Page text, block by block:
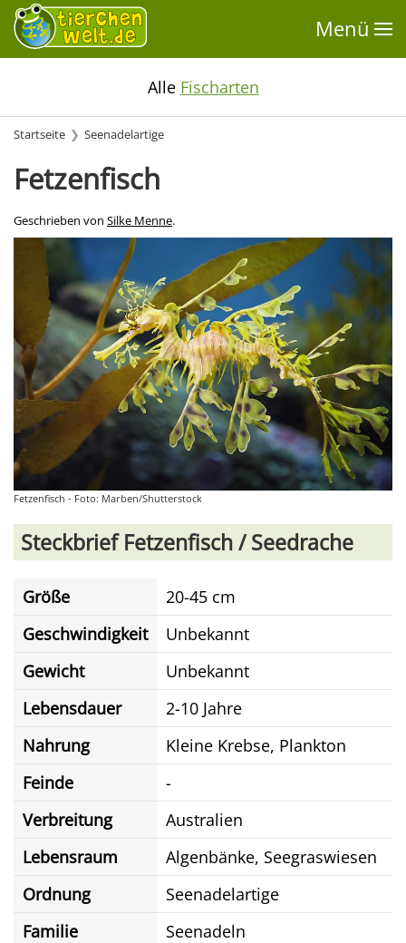
Menü
Alle Fischarten
Startseite Seenadelartige
Fetzenfisch
Geschrieben von Silke Menne.
Fetzenfisch - Foto: Marben/Shutterstock
Steckbrief Fetzenfisch / Seedrache
Größe
20-45 cm
Geschwindigkeit
Unbekannt
Gewicht
Unbekannt
Lebensdauer
2-10 Jahre
Nahrung
Kleine Krebse, Plankton
Feinde
-
Verbreitung
Australien
Lebensraum
Algenbänke, Seegraswiesen
Ordnung
Seenadelartige
Familie
Seenadeln